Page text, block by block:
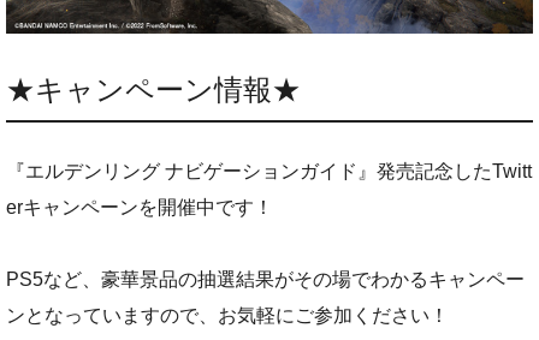
★キャンペーン情報★
『エルデンリング ナビゲーションガイド』発売記念したTwitt
erキャンペーンを開催中です！
PS5など、豪華景品の抽選結果がその場でわかるキャンペー
ンとなっていますので、お気軽にご参加ください！